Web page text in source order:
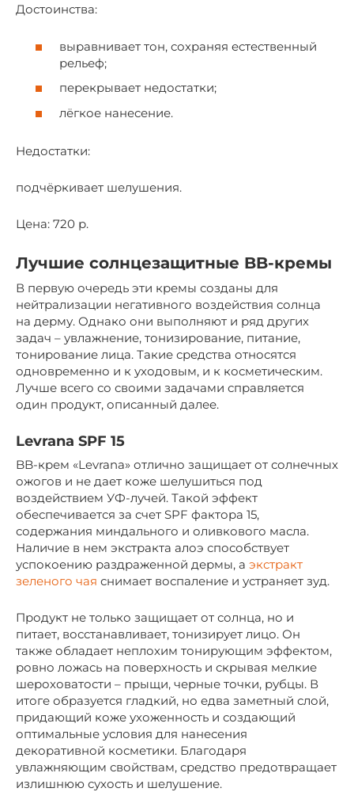
Достоинства:
выравнивает тон, сохраняя естественный
рельеф;
перекрывает недостатки;
лёгкое нанесение.
Недостатки:
подчёркивает шелушения.
Цена: 720 р.
Лучшие солнцезащитные BB-кремы
В первую очередь эти кремы созданы для
нейтрализации негативного воздействия солнца
на дерму. Однако они выполняют и ряд других
задач – увлажнение, тонизирование, питание,
тонирование лица. Такие средства относятся
одновременно и к уходовым, и к косметическим.
Лучше всего со своими задачами справляется
один продукт, описанный далее.
Levrana SPF 15
BB-крем «Levrana» отлично защищает от солнечных
ожогов и не дает коже шелушиться под
воздействием УФ-лучей. Такой эффект
обеспечивается за счет SPF фактора 15,
содержания миндального и оливкового масла.
Наличие в нем экстракта алоэ способствует
успокоению раздраженной дермы, а экстракт
зеленого чая снимает воспаление и устраняет зуд.
Продукт не только защищает от солнца, но и
питает, восстанавливает, тонизирует лицо. Он
также обладает неплохим тонирующим эффектом,
ровно ложась на поверхность и скрывая мелкие
шероховатости – прыщи, черные точки, рубцы. В
итоге образуется гладкий, но едва заметный слой,
придающий коже ухоженность и создающий
оптимальные условия для нанесения
декоративной косметики. Благодаря
увлажняющим свойствам, средство предотвращает
излишнюю сухость и шелушение.